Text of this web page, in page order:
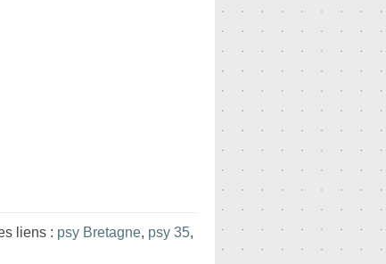
liens : psy Bretagne, psy 35,